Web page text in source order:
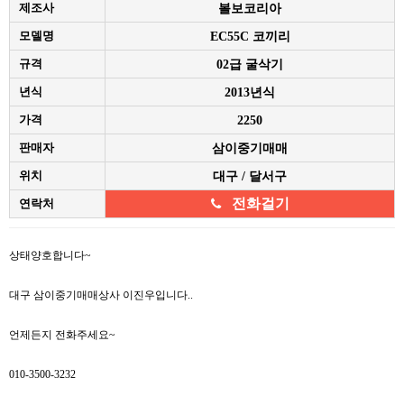
제조사 볼보코리아
모델명 EC55C 코끼리
규격 02급 굴삭기
년식 2013년식
가격 2250
판매자 삼이중기매매
위치 대구 / 달서구
연락처 전화걸기
본문
상태양호합니다~
대구 삼이중기매매상사 이진우입니다..
언제든지 전화주세요~
010-3500-3232